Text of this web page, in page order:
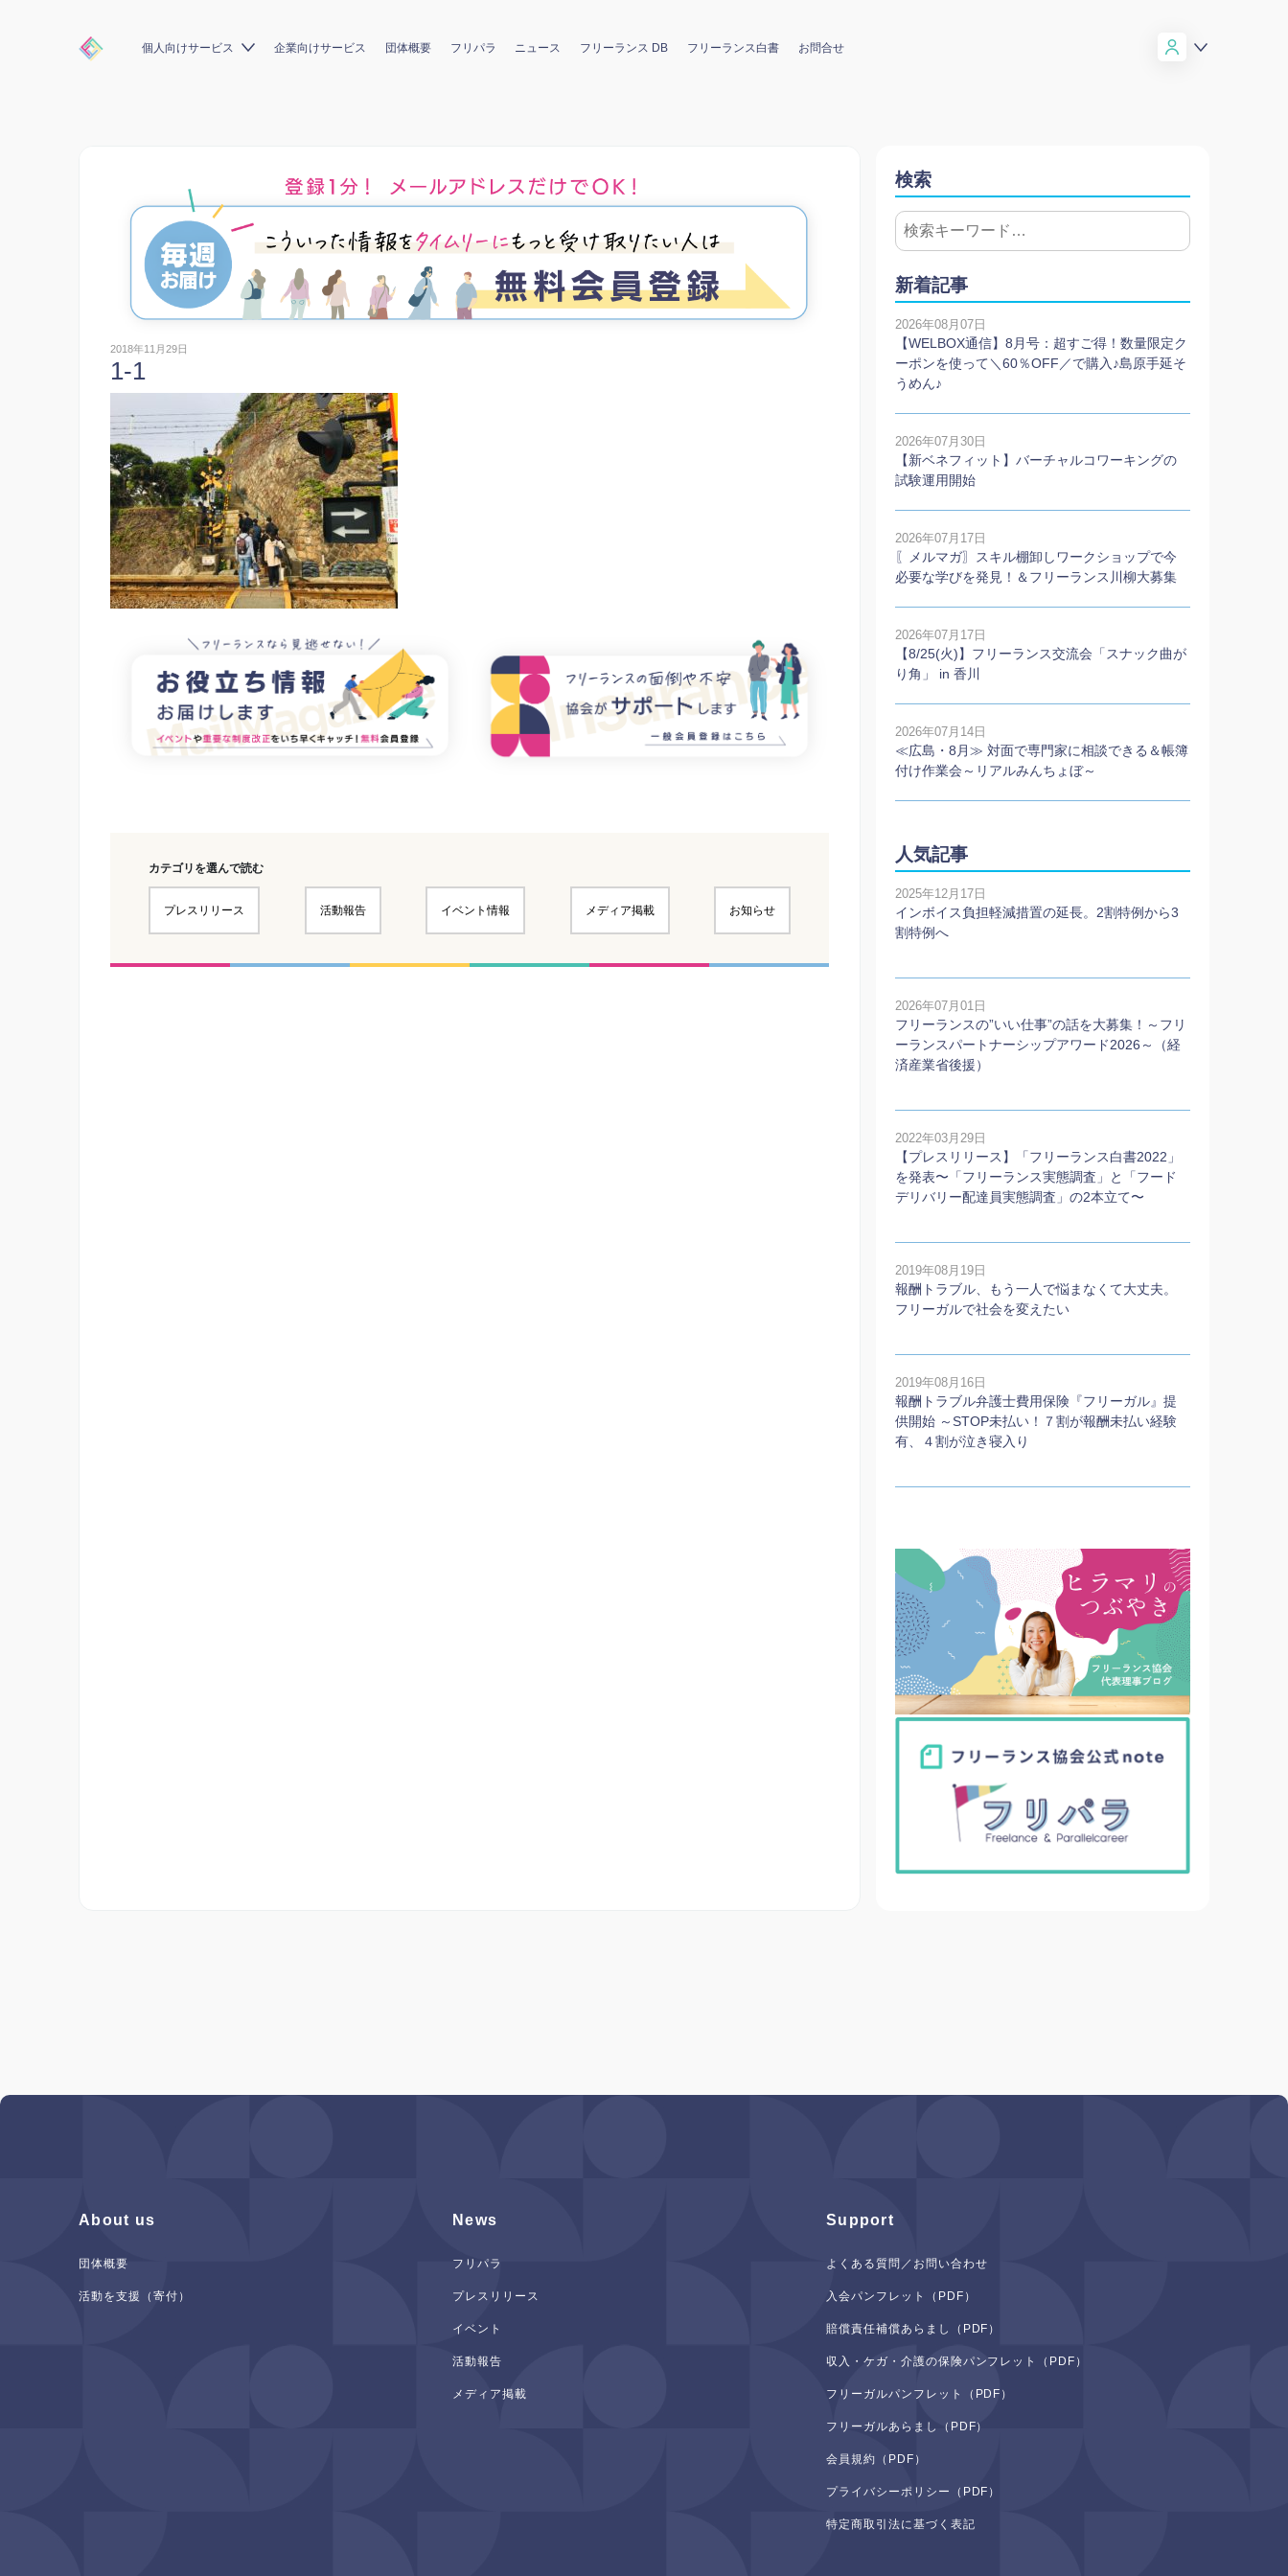
個人向けサービス 企業向けサービス 団体概要 フリパラ ニュース フリーランス DB フリーランス白書 お問合せ
2018年11月29日
1-1
カテゴリを選んで読む
プレスリリース 活動報告 イベント情報 メディア掲載 お知らせ
検索
新着記事
2026年08月07日
【WELBOX通信】8月号：超すご得！数量限定ク
ーポンを使って＼60％OFF／で購入♪島原手延そ
うめん♪
2026年07月30日
【新ベネフィット】バーチャルコワーキングの
試験運用開始
2026年07月17日
〖メルマガ〗スキル棚卸しワークショップで今
必要な学びを発見！＆フリーランス川柳大募集
2026年07月17日
【8/25(火)】フリーランス交流会「スナック曲が
り角」 in 香川
2026年07月14日
≪広島・8月≫ 対面で専門家に相談できる＆帳簿
付け作業会～リアルみんちょぼ～
人気記事
2025年12月17日
インボイス負担軽減措置の延長。2割特例から3
割特例へ
2026年07月01日
フリーランスの”いい仕事”の話を大募集！～フリ
ーランスパートナーシップアワード2026～（経
済産業省後援）
2022年03月29日
【プレスリリース】「フリーランス白書2022」
を発表〜「フリーランス実態調査」と「フード
デリバリー配達員実態調査」の2本⽴て〜
2019年08月19日
報酬トラブル、もう一人で悩まなくて大丈夫。
フリーガルで社会を変えたい
2019年08月16日
報酬トラブル弁護士費用保険『フリーガル』提
供開始 ～STOP未払い！７割が報酬未払い経験
有、４割が泣き寝入り
About us
団体概要
活動を支援（寄付）
News
フリパラ
プレスリリース
イベント
活動報告
メディア掲載
Support
よくある質問／お問い合わせ
入会パンフレット（PDF）
賠償責任補償あらまし（PDF）
収入・ケガ・介護の保険パンフレット（PDF）
フリーガルパンフレット（PDF）
フリーガルあらまし（PDF）
会員規約（PDF）
プライバシーポリシー（PDF）
特定商取引法に基づく表記